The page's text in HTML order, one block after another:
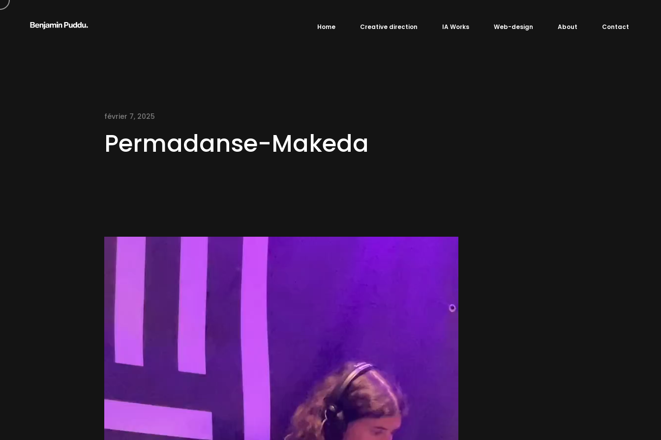
Home Creative direction IA Works Web-design About Contact
février 7, 2025
Permadanse-Makeda
vidéo